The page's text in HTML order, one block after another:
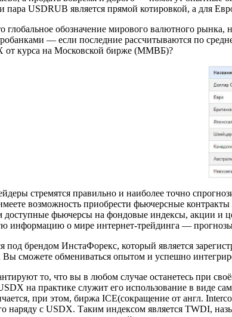
пара USDRUB является прямой котировкой, а для
глобальное обозначение мирового валютного рынка,
— если последние рассчитываются по
от курса на Московской бирже (ММВБ)?
стремятся правильно и наиболее точно
возможность приобрести фьючерсные
доступные фьючерсы на фондовые индексы, акции и
информацию о мире интернет-трейдинга —
под брендом ИнстаФорекс, который является
сможете обмениваться опытом и успешно
то, что вы в любом случае останетесь при
на практике служит его использование в виде
при этом, биржа ICE(сокращение от англ.
наряду с USDX. Таким индексом является TWDI,